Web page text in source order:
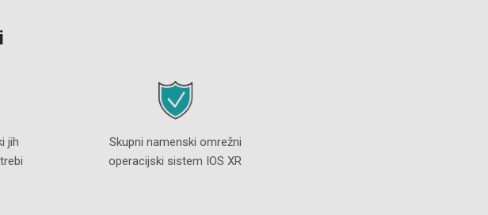
jih
Skupni namenski omrežni
operacijski sistem IOS XR